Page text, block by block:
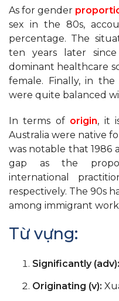
As for gender
sex in the 80s,
percentage. The
ten years later
dominant healthcare
female. Finally, in
were quite balanced
In terms of origin, it
Australia were native
was notable that 1986
gap as the
international
respectively. The 90s
among immigrant
Từ vựng:
Significantly (adv):
Originating (v):